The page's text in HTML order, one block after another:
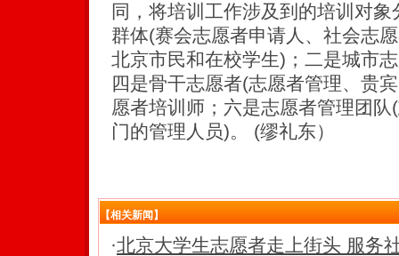
同，将培训工作涉及到的培训对
群体(赛会志愿者申请人、社会志
北京市民和在校学生)；二是城市
四是骨干志愿者(志愿者管理、贵
愿者培训师；六是志愿者管理团
门的管理人员)。 (缪礼东）
【相关新闻】
·北京大学生志愿者走上街头 服务